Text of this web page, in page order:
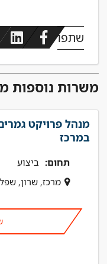
שתפו
משרות נוספות
מנהל פרויקט
במרכז
תחום: ביצוע
מרכז, שרון,